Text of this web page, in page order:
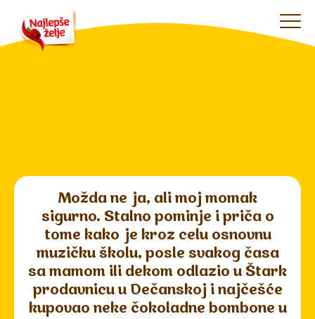
Možda ne ja, ali moj momak
sigurno. Stalno pominje i priča o
tome kako je kroz celu osnovnu
muzičku školu, posle svakog časa
sa mamom ili dekom odlazio u Štark
prodavnicu u Dečanskoj i najčešće
kupovao neke čokoladne bombone u